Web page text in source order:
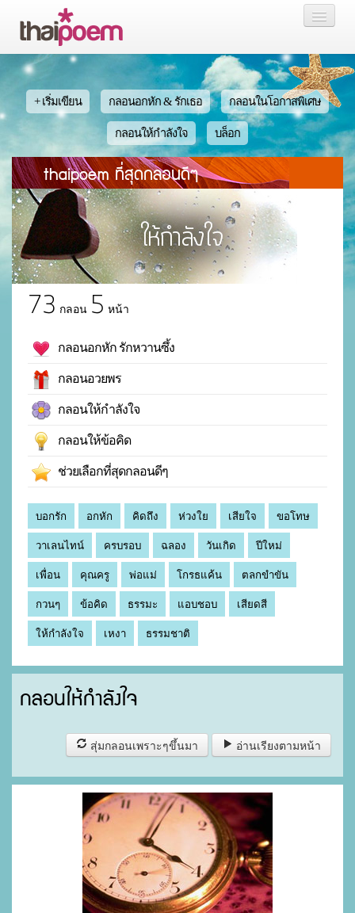
หน้าแรก
กลอน
เรื่องสั้น นิยาย
บล็อก
สมาชิก
หน้าส่วนตัว
+ เริ่มเขียน กลอนอกหัก & รักเธอ กลอนในโอกาสพิเศษ
กลอนให้กำลังใจ บล็อก
thaipoem ที่สุดกลอนดีๆ
73 กลอน 5 หน้า
กลอนอกหัก รักหวานซึ้ง
กลอนอวยพร
กลอนให้กำลังใจ
กลอนให้ข้อคิด
ช่วยเลือกที่สุดกลอนดีๆ
บอกรัก อกหัก คิดถึง ห่วงใย เสียใจ ขอโทษ
วาเลนไทน์ ครบรอบ ฉลอง วันเกิด ปีใหม่
เพื่อน คุณครู พ่อแม่ โกรธแค้น ตลกขำขัน
กวนๆ ข้อคิด ธรรมะ แอบชอบ เสียดสี
ให้กำลังใจ เหงา ธรรมชาติ
กลอนให้กำลังใจ
สุ่มกลอนเพราะๆขึ้นมา อ่านเรียงตามหน้า